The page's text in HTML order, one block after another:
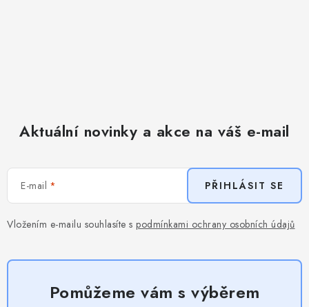
Aktuální novinky a akce na váš e-mail
E-mail
Vložením e-mailu souhlasíte s podmínkami ochrany osobních údajů
PŘIHLÁSIT SE
Pomůžeme vám s výběrem